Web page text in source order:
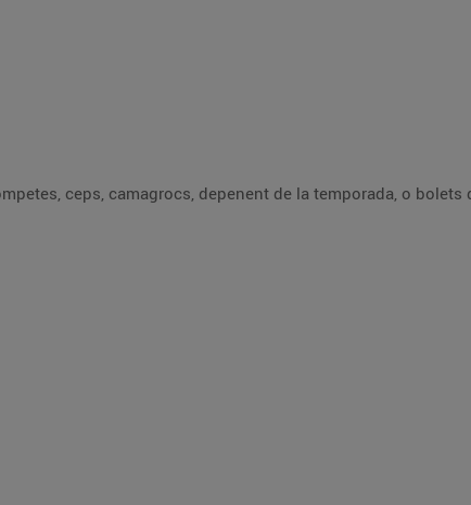
ceps, camagrocs, depenent de la temporada, o